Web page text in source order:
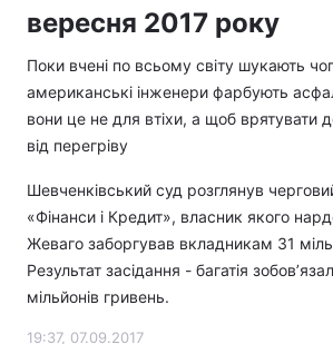
вересня 2017 року
Поки вчені по всьому світу шукають
американські інженери фарбують
вони це не для втіхи, а щоб врятувати
від перегріву
Шевченківський суд розглянув
«Фінанси і Кредит», власник якого
Жеваго заборгував вкладникам 31
Результат засідання - багатія
мільйонів гривень.
19:37, 07.09.2017